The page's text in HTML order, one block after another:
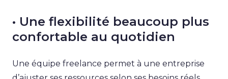
• Une flexibilité beaucoup plus
confortable au quotidien
Une équipe freelance permet à une entreprise